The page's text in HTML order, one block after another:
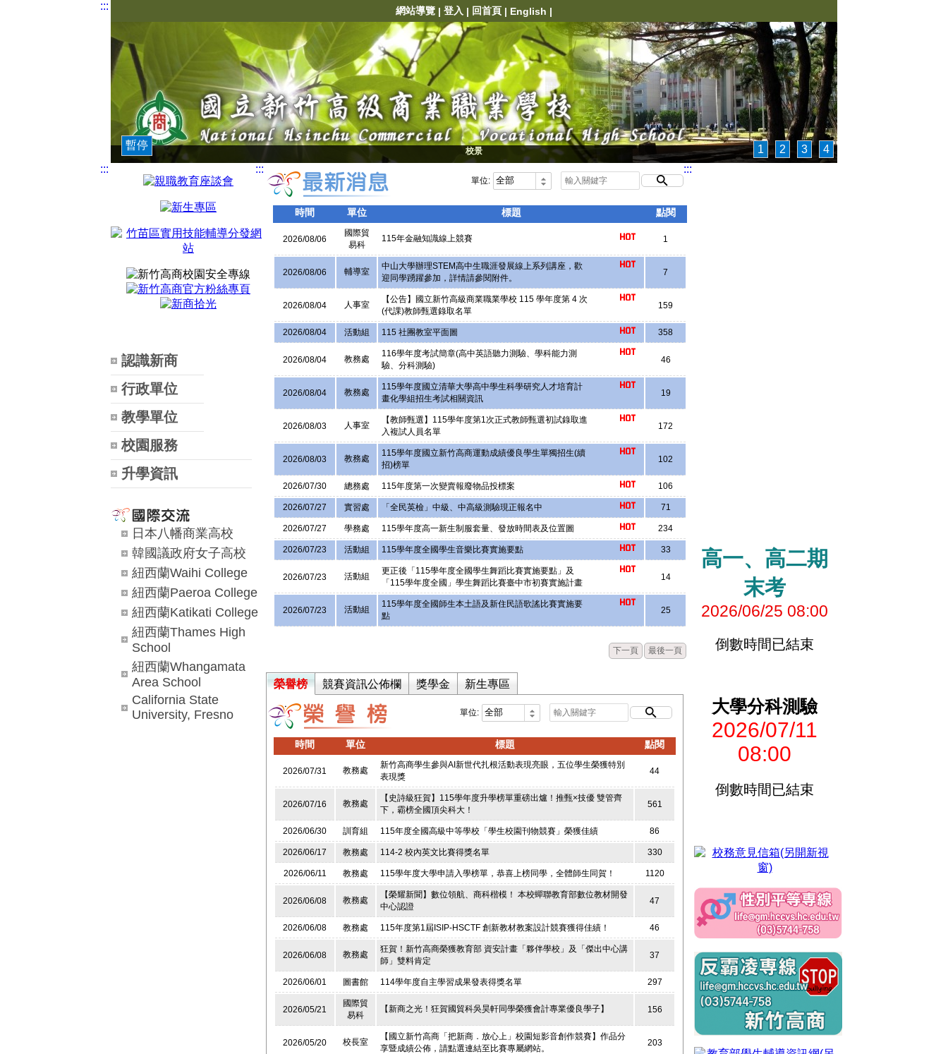
::: 網站導覽 | 登入 | 回首頁 | English |
暫停 1 2 3 4
校景
:::
認識新商
行政單位
教學單位
校園服務
升學資訊
日本八幡商業高校
韓國議政府女子高校
紐西蘭Waihi College
紐西蘭Paeroa College
紐西蘭Katikati College
紐西蘭Thames High
School
紐西蘭Whangamata
Area School
California State
University, Fresno
:::
單位:
時間 單位 標題 點閱
2026/08/06
國際貿
易科
115年金融知識線上競賽 1
2026/08/06 輔導室
中山大學辦理STEM高中生職涯發展線上系列講座，歡
迎同學踴躍參加，詳情請參閱附件。
7
2026/08/04 人事室
【公告】國立新竹高級商業職業學校 115 學年度第 4 次
(代課)教師甄選錄取名單
159
2026/08/04 活動組 115 社團教室平面圖 358
2026/08/04 教務處
116學年度考試簡章(高中英語聽力測驗、學科能力測
驗、分科測驗)
46
2026/08/04 教務處
115學年度國立清華大學高中學生科學研究人才培育計
畫化學組招生考試相關資訊
19
2026/08/03 人事室
【教師甄選】115學年度第1次正式教師甄選初試錄取進
入複試人員名單
172
2026/08/03 教務處
115學年度國立新竹高商運動成績優良學生單獨招生(續
招)榜單
102
2026/07/30 總務處 115年度第一次變賣報廢物品投標案 106
2026/07/27 實習處 「全民英檢」中級、中高級測驗現正報名中 71
2026/07/27 學務處 115學年度高一新生制服套量、發放時間表及位置圖 234
2026/07/23 活動組 115學年度全國學生音樂比賽實施要點 33
2026/07/23 活動組
更正後「115學年度全國學生舞蹈比賽實施要點」及
「115學年度全國」學生舞蹈比賽臺中市初賽實施計畫
14
2026/07/23 活動組
115學年度全國師生本土語及新住民語歌謠比賽實施要
點
25
下一頁 最後一頁
榮譽榜 競賽資訊公佈欄 獎學金 新生專區
單位:
時間 單位 標題 點閱
2026/07/31 教務處
新竹高商學生參與AI新世代扎根活動表現亮眼，五位學生榮獲特別
表現獎
44
2026/07/16 教務處
【史詩級狂賀】115學年度升學榜單重磅出爐！推甄×技優 雙管齊
下，霸榜全國頂尖科大！
561
2026/06/30 訓育組 115年度全國高級中等學校「學生校園刊物競賽」榮獲佳績 86
2026/06/17 教務處 114-2 校內英文比賽得獎名單 330
2026/06/11 教務處 115學年度大學申請入學榜單，恭喜上榜同學，全體師生同賀！ 1120
2026/06/08 教務處
【榮耀新聞】數位領航、商科楷模！ 本校蟬聯教育部數位教材開發
中心認證
47
2026/06/08 教務處 115年度第1屆ISIP-HSCTF 創新教材教案設計競賽獲得佳績！ 46
2026/06/08 教務處
狂賀！新竹高商榮獲教育部 資安計畫「夥伴學校」及「傑出中心講
師」雙料肯定
37
2026/06/01 圖書館 114學年度自主學習成果發表得獎名單 297
2026/05/21
國際貿
易科
【新商之光！狂賀國貿科吳昊軒同學榮獲會計專業優良學子】 156
2026/05/20 校長室
【國立新竹高商「把新商．放心上」校園短影音創作競賽】作品分
享暨成績公佈，請點選連結至比賽專屬網站。
203
:::
高一、高二期
末考
2026/06/25 08:00
倒數時間已結束
大學分科測驗
2026/07/11
08:00
倒數時間已結束